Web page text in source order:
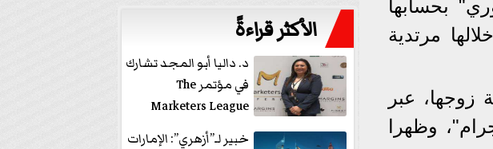
بحسابها
مرتدية
عبر
وظهرا
الأكثر قراءةً
د. داليا أبو المجد تشارك
في مؤتمر The
Marketers League
وتدير جلسة...
خبير لـ”أزهري”: الإمارات